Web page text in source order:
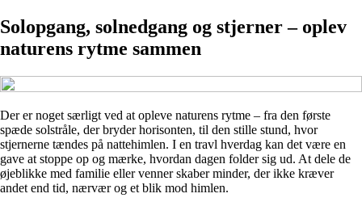
Solopgang, solnedgang og stjerner – oplev
naturens rytme sammen
Der er noget særligt ved at opleve naturens rytme – fra den første
spæde solstråle, der bryder horisonten, til den stille stund, hvor
stjernerne tændes på nattehimlen. I en travl hverdag kan det være en
gave at stoppe op og mærke, hvordan dagen folder sig ud. At dele de
øjeblikke med familie eller venner skaber minder, der ikke kræver
andet end tid, nærvær og et blik mod himlen.